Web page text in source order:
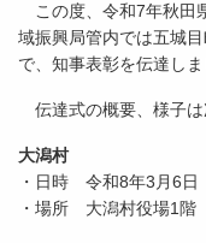
この度、令和7年秋田
域振興局管内では五城
で、知事表彰を伝達しま
伝達式の概要、様子は
大潟村
・日時 令和8年3月6
・場所 大潟村役場1